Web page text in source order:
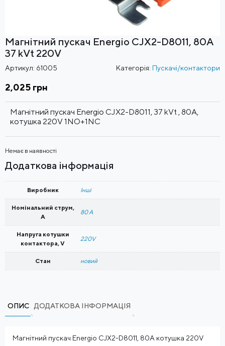
Магнітний пускач Energio CJX2-D8011, 80А
37 kVt 220V
Артикул: 61005 Категорія: Пускачі/контактори
2,025 грн
Магнітний пускач Energio CJX2-D8011, 37 kVt , 80А,
котушка 220V1NO+1NC
Немає в наявності
Додаткова інформація
Виробник Інші
Номінальний струм,
A
80 A
Напруга котушки
контактора, V
220V
Стан новий
ОПИС ДОДАТКОВА ІНФОРМАЦІЯ
Магнітний пускач Energio CJX2-D8011, 80А котушка 220V